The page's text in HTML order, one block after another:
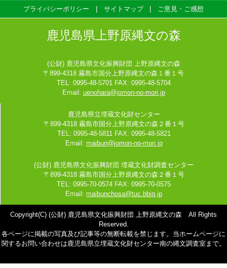
プライバシーポリシー サイトマップ ご意見・ご感想
鹿児島県上野原縄文の森
(公財) 鹿児島県文化振興財団 上野原縄文の森
〒899-4318 霧島市国分上野原縄文の森１番１号
TEL: 0995-48-5701 FAX: 0995-48-5704
Email: uenohara@jomon-no-mori.jp
鹿児島県立埋蔵文化財センター
〒899-4318 霧島市国分上野原縄文の森２番１号
TEL: 0995-48-5811 FAX: 0995-48-5821
Email: maibun@jomon-no-mori.jp
(公財) 鹿児島県文化振興財団 埋蔵文化財調査センター
〒899-4318 霧島市国分上野原縄文の森２番１号
TEL: 0995-70-0574 FAX: 0995-70-0575
Email: maibunchosa@tuc.bbiq.jp
Copyright(C) (公財) 鹿児島県文化振興財団 上野原縄文の森 All Rights
Reserved.
各ページに掲載の写真及び記事等の無断転載を禁じます。当ホームページに
関するお問い合わせは鹿児島県立埋蔵文化財センター南の縄文調査室まで。